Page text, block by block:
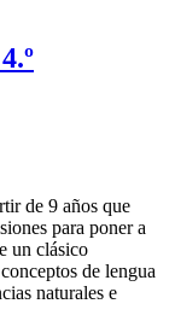
de 9 años que
para poner a
un clásico
de lengua
naturales e